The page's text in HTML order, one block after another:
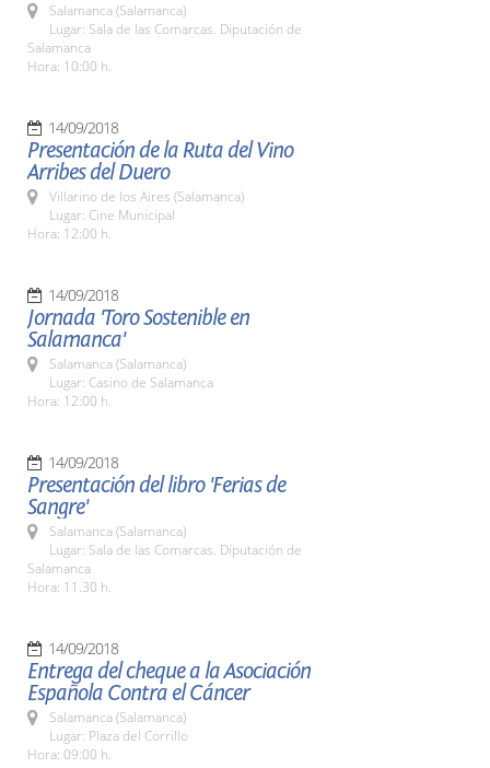
Salamanca (Salamanca)
Lugar: Sala de las Comarcas. Diputación de
Salamanca
Hora: 10:00 h.
14/09/2018
Presentación de la Ruta del Vino
Arribes del Duero
Villarino de los Aires (Salamanca)
Lugar: Cine Municipal
Hora: 12:00 h.
14/09/2018
Jornada 'Toro Sostenible en
Salamanca'
Salamanca (Salamanca)
Lugar: Casino de Salamanca
Hora: 12:00 h.
14/09/2018
Presentación del libro 'Ferias de
Sangre'
Salamanca (Salamanca)
Lugar: Sala de las Comarcas. Diputación de
Salamanca
Hora: 11.30 h.
14/09/2018
Entrega del cheque a la Asociación
Española Contra el Cáncer
Salamanca (Salamanca)
Lugar: Plaza del Corrillo
Hora: 09:00 h.